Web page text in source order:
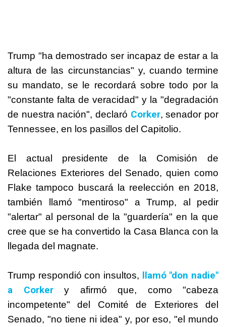
Trump "ha demostrado ser incapaz de estar a la
altura de las circunstancias" y, cuando termine
su mandato, se le recordará sobre todo por la
"constante falta de veracidad" y la "degradación
de nuestra nación", declaró Corker, senador por
Tennessee, en los pasillos del Capitolio.
El actual presidente de la Comisión de
Relaciones Exteriores del Senado, quien como
Flake tampoco buscará la reelección en 2018,
también llamó "mentiroso" a Trump, al pedir
"alertar" al personal de la "guardería" en la que
cree que se ha convertido la Casa Blanca con la
llegada del magnate.
Trump respondió con insultos, llamó "don nadie"
a Corkery afirmó que, como "cabeza
incompetente" del Comité de Exteriores del
Senado, "no tiene ni idea" y, por eso, "el mundo